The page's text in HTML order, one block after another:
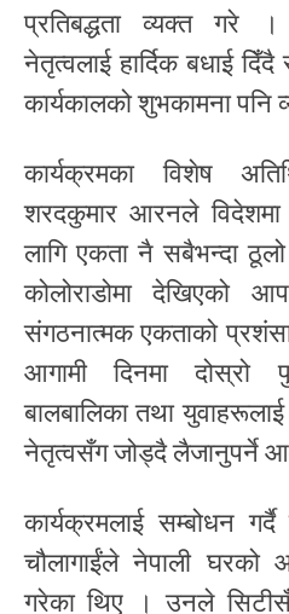
प्रतिबद्धता व्यक्त गरे ।
नेतृत्वलाई हार्दिक बधाई
कार्यकालको शुभकामना पनि
कार्यक्रमका विशेष
शरदकुमार आरनले विदेशमा
लागि एकता नै सबैभन्दा
कोलोराडोमा देखिएको
संगठनात्मक एकताको
आगामी दिनमा दोस्रो
बालबालिका तथा
नेतृत्वसँग जोड्दै लैजानुपर्ने
कार्यक्रमलाई सम्बोधन गर्दै
चौलागाईंले नेपाली घरको
गरेका थिए । उनले